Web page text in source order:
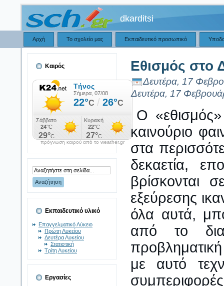
dkarditsi
Αρχή Το σχολείο μας Εκπαιδευτικό προσωπικό
Καιρός
πρόγνωση καιρού από το weather.gr
Εκπαιδευτικό υλικό
Επαγγελματικό Λύκειο
Πρώτη Λυκείου
Δευτέρα Λυκείου
Στατιστική
Τρίτη Λυκείου
Εργασίες
Εθισμός στο
Δευτέρα, 17
Δευτέρα, 17
Ο
καινούριο
στα
δεκαετία,
βρίσκονται
εξεύρεσης
όλα αυτά,
από το
με αυτό
συμπεριφορές